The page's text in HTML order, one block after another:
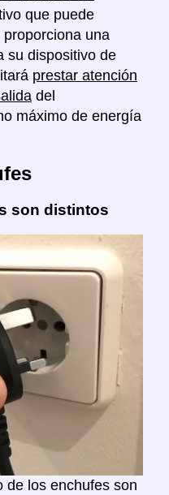
que puede
una
su dispositivo de
prestar atención
del
máximo de energía
son distintos
de los enchufes son